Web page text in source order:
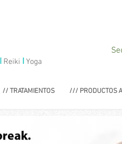
// TRATAMIENTOS /// PRODUCTOS
I Reiki I Yoga